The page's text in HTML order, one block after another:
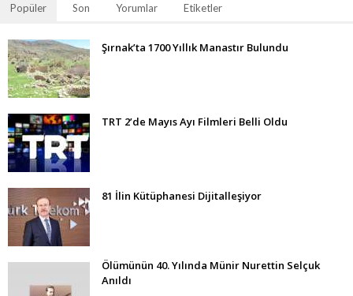
Popüler Son Yorumlar Etiketler
Şırnak’ta 1700 Yıllık Manastır Bulundu
TRT 2’de Mayıs Ayı Filmleri Belli Oldu
81 İlin Kütüphanesi Dijitalleşiyor
Ölümünün 40. Yılında Münir Nurettin Selçuk
Anıldı